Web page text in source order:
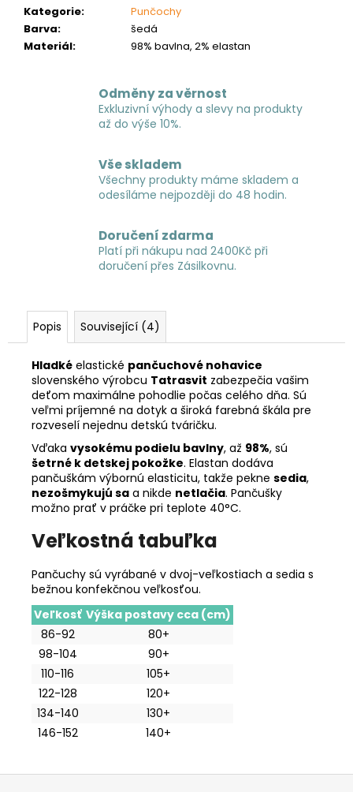
Kategorie:
Punčochy
Barva:
šedá
Materiál: 98% bavlna, 2% elastan
Odměny za věrnost
Exkluzivní výhody a slevy na produkty
až do výše 10%.
Vše skladem
Všechny produkty máme skladem a
odesíláme nejpozději do 48 hodin.
Doručení zdarma
Platí při nákupu nad 2400Kč při
doručení přes Zásilkovnu.
Popis Související (4)
Hladké elastické pančuchové nohavice
slovenského výrobcu Tatrasvit zabezpečia vašim
deťom maximálne pohodlie počas celého dňa. Sú
veľmi príjemné na dotyk a široká farebná škála pre
rozveselí nejednu detskú tváričku.
Vďaka vysokému podielu bavlny, až 98%, sú
šetrné k detskej pokožke. Elastan dodáva
pančuškám výbornú elasticitu, takže pekne sedia,
nezošmykujú sa a nikde netlačia. Pančušky
možno prať v práčke pri teplote 40°C.
Veľkostná tabuľka
Pančuchy sú vyrábané v dvoj-veľkostiach a sedia s
bežnou konfekčnou veľkosťou.
Veľkosť Výška postavy cca (cm)
86-92
80+
98-104
90+
110-116
105+
122-128
120+
134-140
130+
146-152
140+
e
m
e